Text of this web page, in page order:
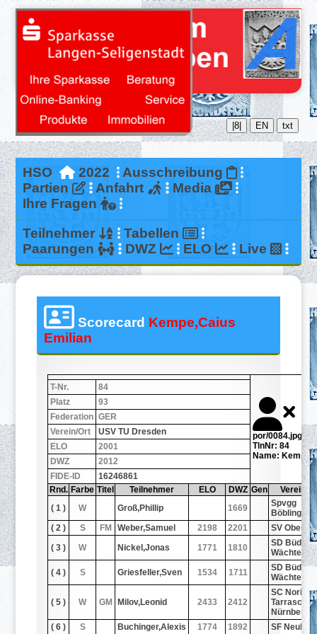
|8| EN txt
HSO 2022
Ausschreibung
Partien
Anfahrt
Media
Ihre Fragen
Teilnehmer
Tabellen
Paarungen
DWZ ELO Live
Scorecard Kempe,Caius
Emilian
por/0084.jpg
TlnNr: 84
Name:
T-Nr.
84
Platz
93
Federation GER
Verein/Ort
USV TU Dresden
ELO
2001
DWZ
2012
FIDE-ID
16246861
Rnd. Farbe Titel Teilnehmer ELO DWZ Gen
Verein/
( 1 )
W Groß,Phillip 1669
Spvgg
Böblingen
( 2 )
S FM Weber,Samuel 2198 2201
SV
( 3 )
W Nickel,Jonas 1771 1810
SD
( 4 )
S Griesfeller,Sven 1534 1711
SD
( 5 ) W GM Milov,Leonid 2433 2412
SC Noris-
Tarrasch
Nürnberg
( 6 )
S Buchinger,Alexis 1774 1892 SF